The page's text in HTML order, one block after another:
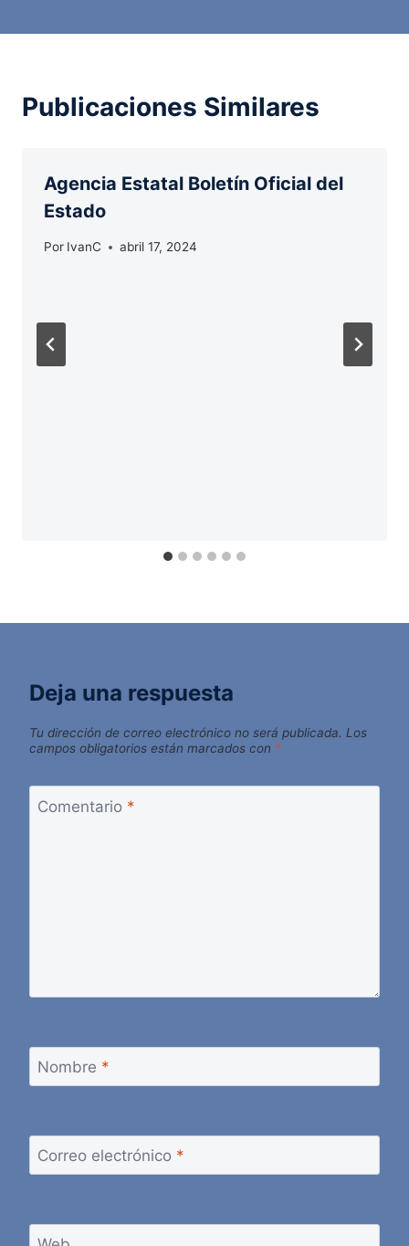
Publicaciones Similares
Agencia Estatal Boletín Oficial del
Estado
Por IvanC abril 17, 2024
Deja una respuesta
Tu dirección de correo electrónico no será publicada. Los
campos obligatorios están marcados con *
Comentario *
Nombre *
Correo electrónico *